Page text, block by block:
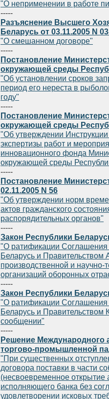
"О неприменении в работе
-----
Разъяснение Высшего
Беларусь от 03.11.2005 N
"О смешанном договоре"
-----
Постановление
окружающей среды
"Об установлении сроков
период его нереста в
году"
-----
Постановление
окружающей среды
"Об утверждении Инструкции
экспертизы работ и
инновационного фонда
окружающей среды
-----
Постановление
02.11.2005 N 56
"Об утверждении норм
актов гражданского
распорядительных органов"
-----
Закон Республики
"О ратификации Соглашения
Беларусь и Правительством
производственной и научно-
организаций оборонных
-----
Закон Республики
"О ратификации Соглашения
Беларусь и Правительством
сообщении"
-----
Решение Международного
торгово-промышленной
"При существенных
договора поставки в части
(несвоевременное открытие
исполняющего банка без
удовлетворении исковых